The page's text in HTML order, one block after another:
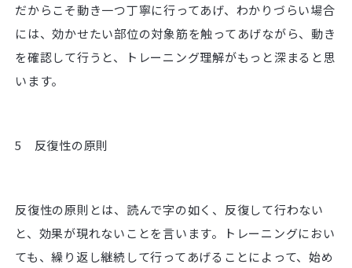
だからこそ動き一つ丁寧に行ってあげ、わかりづらい場合
には、効かせたい部位の対象筋を触ってあげながら、動き
を確認して行うと、トレーニング理解がもっと深まると思
います。
5 反復性の原則
反復性の原則とは、読んで字の如く、反復して行わない
と、効果が現れないことを言います。トレーニングにおい
ても、繰り返し継続して行ってあげることによって、始め